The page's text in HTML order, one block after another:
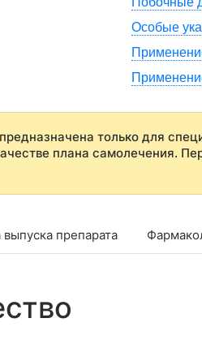
Особые
только для
плана самолечения.
препарата